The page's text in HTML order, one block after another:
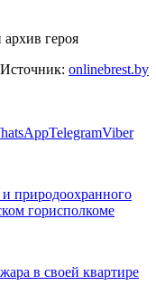
героя
Источник: onlinebrest.by
TelegramViber
природоохранного
горисполкоме
в своей квартире